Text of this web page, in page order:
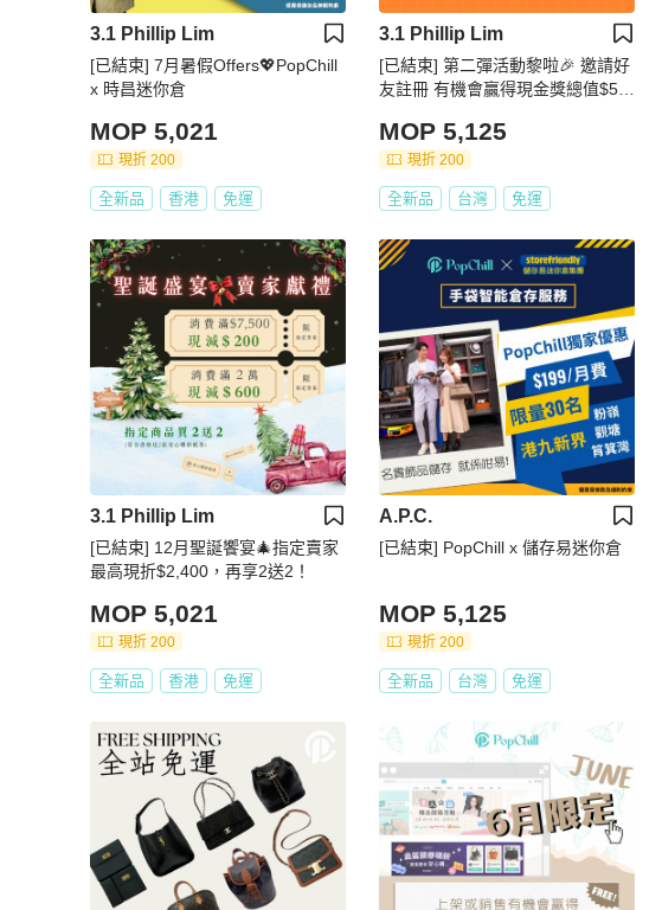
3.1 Phillip Lim
[已結束] 7月暑假Offers💖PopChill
x 時昌迷你倉
MOP 5,021
現折 200
全新品 香港 免運
3.1 Phillip Lim
[已結束] 第二彈活動黎啦🎉 邀請好
友註冊 有機會贏得現金獎總值$50
MOP 5,125
現折 200
全新品 台灣 免運
3.1 Phillip Lim
[已結束] 12月聖誕饗宴🎄指定賣家
最高現折$2,400，再享2送2！
MOP 5,021
現折 200
全新品 香港 免運
A.P.C.
[已結束] PopChill x 儲存易迷你倉
MOP 5,125
現折 200
全新品 台灣 免運